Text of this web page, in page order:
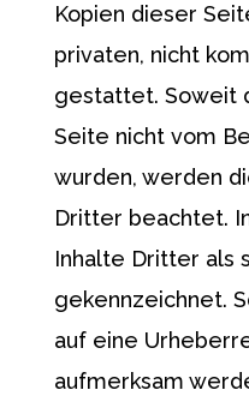
Kopien dieser
privaten, nicht
gestattet. Soweit
Seite nicht vom
wurden, werden
Dritter beachtet.
Inhalte Dritter als
gekennzeichnet.
auf eine
aufmerksam